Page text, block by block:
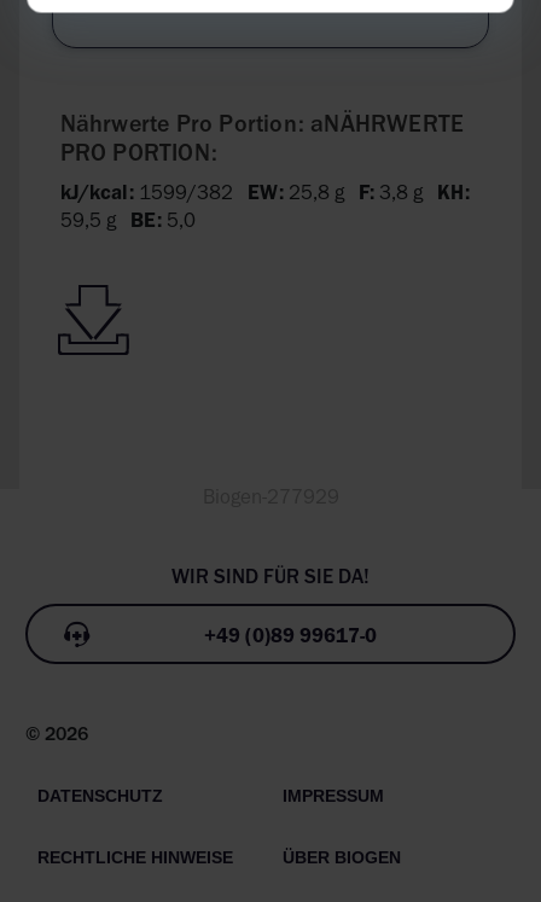
Nährwerte Pro Portion: aNÄHRWERTE
PRO PORTION:
kJ/kcal: 1599/382 EW:25,8 g F:3,8 g KH:
59,5 g BE: 5,0
+49 (0)89 99617-0
© 2026
DATENSCHUTZ IMPRESSUM
RECHTLICHE HINWEISE ÜBER BIOGEN